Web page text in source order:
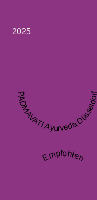
2025
PADMAVATI Ayurveda Düsseldorf
Empfohlen